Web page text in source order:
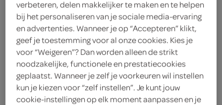
producten, maar worden wél automatisch
verwerkt in de winkelmand.
verbeteren, delen makkelijker te maken en te helpen
bij het personaliseren van je sociale media-ervaring
en advertenties. Wanneer je op “Accepteren” klikt,
geef je toestemming voor al onze cookies. Kies je
voor “Weigeren”? Dan worden alleen de strikt
noodzakelijke, functionele en prestatiecookies
geplaatst. Wanneer je zelf je voorkeuren wil instellen
kun je kiezen voor “zelf instellen”. Je kunt jouw
cookie-instellingen op elk moment aanpassen en je